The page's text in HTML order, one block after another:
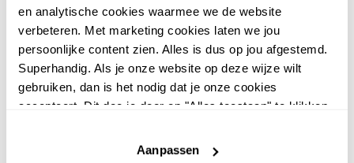
en analytische cookies waarmee we de website
verbeteren. Met marketing cookies laten we jou
persoonlijke content zien. Alles is dus op jou afgestemd.
Superhandig. Als je onze website op deze wijze wilt
gebruiken, dan is het nodig dat je onze cookies
accepteert. Dit doe je door op "Alles toestaan" te klikken.
website niet optimaal functioneert.
Aanpassen